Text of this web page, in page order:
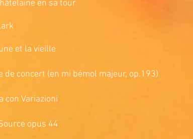
en sa tour
la vieille
(en mi bémol majeur, op.193)
Variazioni
opus 44